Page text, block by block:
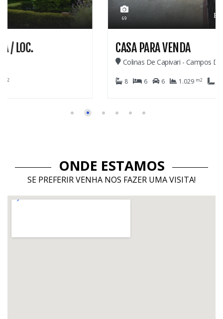
2.600.000,00
CASA PARA VENDA
Colinas De Capivari - Campos Do Jordão
420 m2
ONDE ESTAMOS
SE PREFERIR VENHA NOS FAZER UMA VISITA!